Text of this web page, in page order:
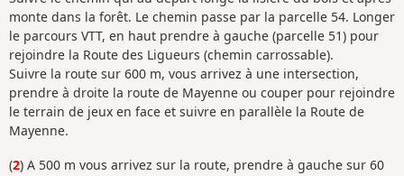
monte dans la forêt. Le chemin passe par la parcelle 54. Longer
le parcours VTT, en haut prendre à gauche (parcelle 51) pour
rejoindre la Route des Ligueurs (chemin carrossable).
Suivre la route sur 600 m, vous arrivez à une intersection,
prendre à droite la route de Mayenne ou couper pour rejoindre
le terrain de jeux en face et suivre en parallèle la Route de
Mayenne.
(2) A 500 m vous arrivez sur la route, prendre à gauche sur 60